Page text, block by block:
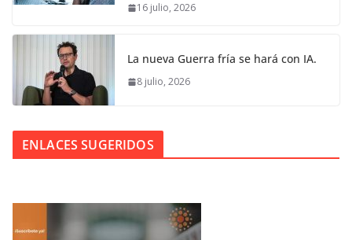
16 julio, 2026
La nueva Guerra fría se hará con IA.
8 julio, 2026
ENLACES SUGERIDOS